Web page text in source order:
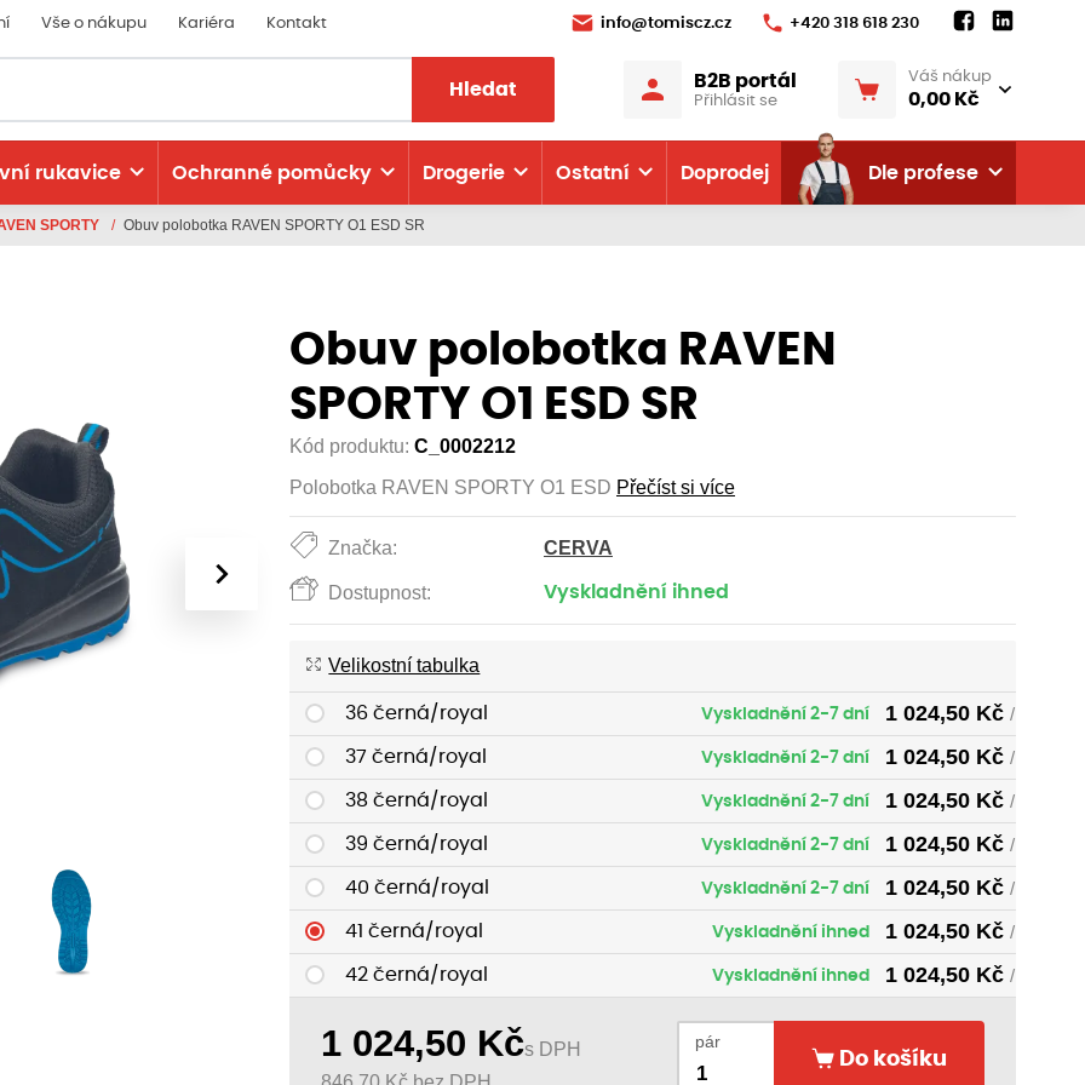
Vše o nákupu Kariéra Kontakt info@tomiscz.cz +420 318 618 230
Hledat B2B portál
Přihlásit se
Váš nákup
0,00 Kč
rukavice Ochranné pomůcky Drogerie Ostatní Doprodej Dle profese
SPORTY / Obuv polobotka RAVEN SPORTY O1 ESD SR
›
Obuv polobotka RAVEN
SPORTY O1 ESD SR
Kód produktu: C_0002212
Polobotka RAVEN SPORTY O1 ESD Přečíst si více
Značka: CERVA
Dostupnost: Vyskladnění ihned
Velikostní tabulka
36 černá/royal Vyskladnění 2-7 dní 1 024,50 Kč / pár
37 černá/royal Vyskladnění 2-7 dní 1 024,50 Kč / pár
38 černá/royal Vyskladnění 2-7 dní 1 024,50 Kč / pár
39 černá/royal Vyskladnění 2-7 dní 1 024,50 Kč / pár
40 černá/royal Vyskladnění 2-7 dní 1 024,50 Kč / pár
41 černá/royal Vyskladnění ihned 1 024,50 Kč / pár
42 černá/royal Vyskladnění ihned 1 024,50 Kč / pár
Vyskladnění ihned 1 024,50Kč
44 černá/royal Vyskladnění ihned 1 024,50
1 024,50 Kčs DPH
pár
Do košíku